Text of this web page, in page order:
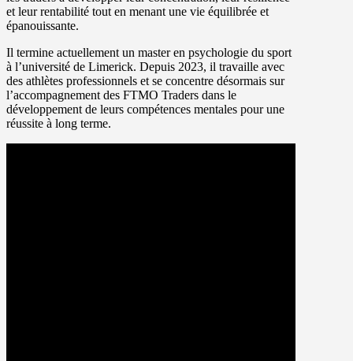
et leur rentabilité tout en menant une vie équilibrée et
épanouissante.
Il termine actuellement un master en psychologie du sport
à l’université de Limerick. Depuis 2023, il travaille avec
des athlètes professionnels et se concentre désormais sur
l’accompagnement des FTMO Traders dans le
développement de leurs compétences mentales pour une
réussite à long terme.